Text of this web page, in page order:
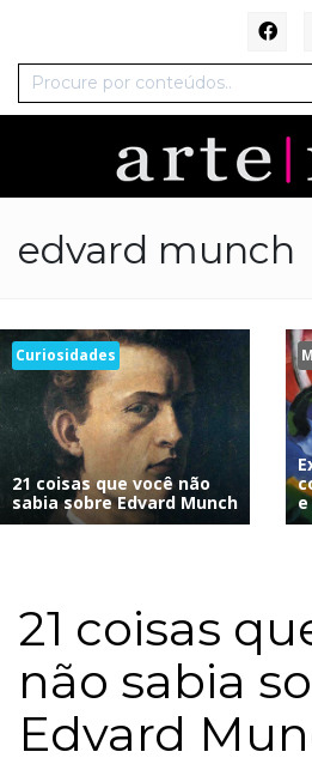
edvard munch
Curiosidades
21 coisas que você não
sabia sobre Edvard Munch
21 coisas
não sabia
Edvard